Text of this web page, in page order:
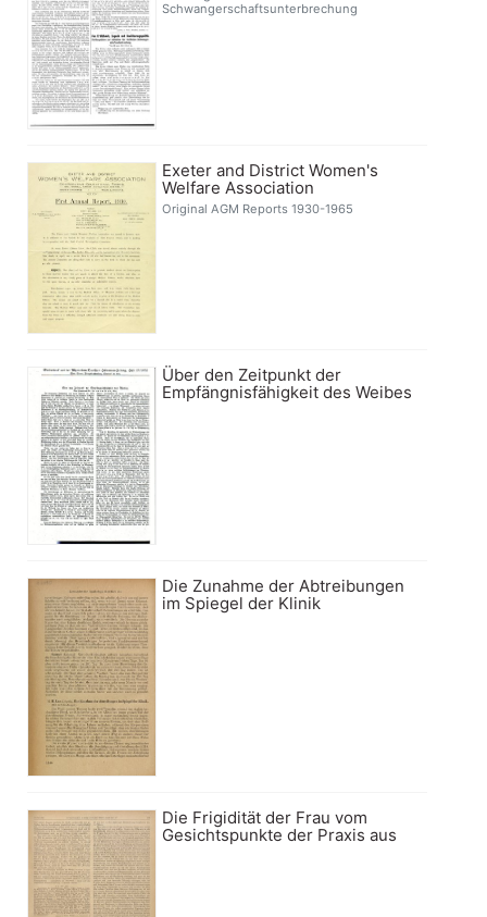
Schwangerschaftsunterbrechung
Exeter and District Women's
Welfare Association
Original AGM Reports 1930-1965
Über den Zeitpunkt der
Empfängnisfähigkeit des Weibes
Die Zunahme der Abtreibungen
im Spiegel der Klinik
Die Frigidität der Frau vom
Gesichtspunkte der Praxis aus